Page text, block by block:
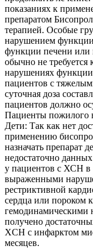
показаниях к
препаратом
терапией. Особые
нарушением
функции печени или
обычно не
нарушениях
пациентов с
суточная доза
пациентов должно
Пациенты пожилого
Дети: Так как нет
применению
назначать препарат
недостаточно
у пациентов с ХСН в
выраженными
рестриктивной
сердца или пороком
гемодинамическими
получено
ХCH с инфарктом
месяцев.